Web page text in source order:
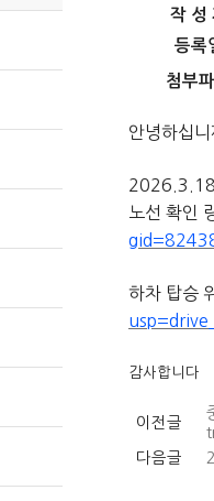
작 성
등록
첨부
안녕하십
2026.3.18
노선 확인
하차 탑승
감사합니다
이전글
다음글